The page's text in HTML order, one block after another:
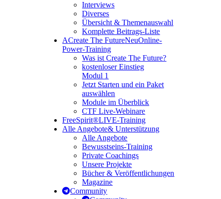
Interviews
Diverses
Übersicht & Themenauswahl
Komplette Beitrags-Liste
ACreate The FutureNeuOnline-
Power-Training
Was ist Create The Future?
kostenloser Einstieg
Modul 1
Jetzt Starten und ein Paket
auswählen
Module im Überblick
CTF Live-Webinare
FreeSpirit®LIVE-Training
Alle Angebote& Unterstützung
Alle Angebote
Bewusstseins-Training
Private Coachings
Unsere Projekte
Bücher & Veröffentlichungen
Magazine
Community